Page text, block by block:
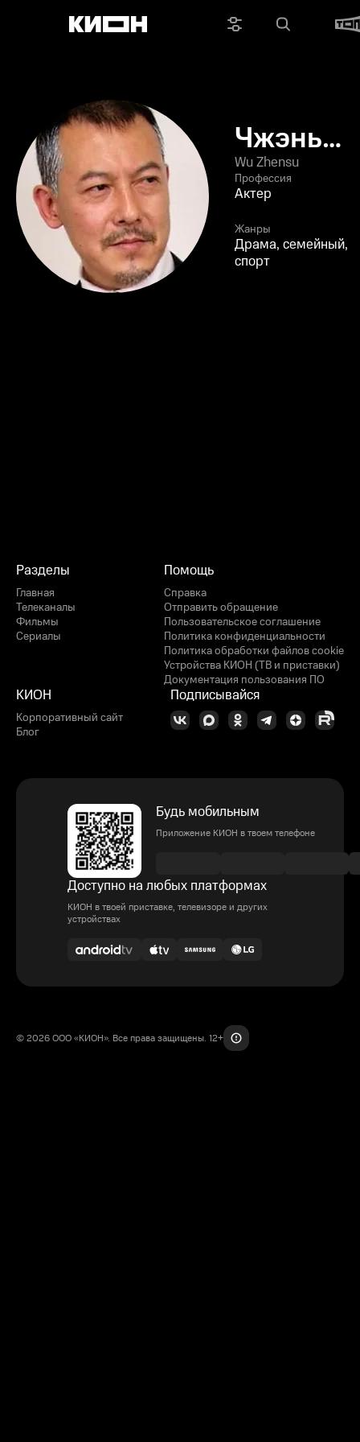
Чжэньсу
У
Wu Zhensu
Профессия
Актер
Жанры
Драма, семейный,
спорт
Разделы
Главная
Телеканалы
Фильмы
Сериалы
Помощь
Справка
Отправить обращение
Пользовательское соглашение
Политика конфиденциальности
Политика обработки файлов cookie
Устройства КИОН (ТВ и приставки)
Документация пользования ПО
КИОН
Корпоративный сайт
Блог
Подписывайся
Будь мобильным
Приложение КИОН в твоем телефоне
Доступно на любых платформах
КИОН в твоей приставке, телевизоре и других
устройствах
© 2026 ООО «КИОН». Все права защищены. 12+